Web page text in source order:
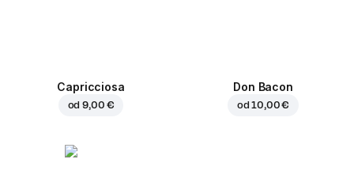
Capricciosa
od9,00 €
Don Bacon
od10,00 €